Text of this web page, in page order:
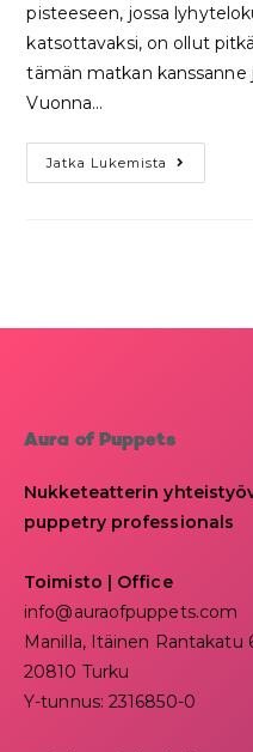
pisteeseen, jossa
katsottavaksi, on ollut
tämän matkan kanssanne
Vuonna…
Jatka Lukemista
Aura of Puppets
Nukketeatterin
puppetry professionals
Toimisto | Office
info@auraofpuppets.com
Manilla, Itäinen Rantakatu
20810 Turku
Y-tunnus: 2316850-0